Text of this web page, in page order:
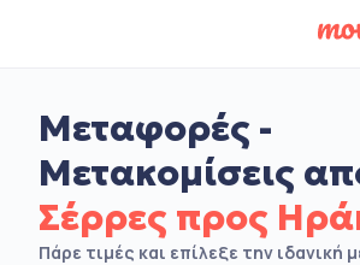
Μεταφορές -
Μετακομίσεις
Σέρρες προς
Πάρε τιμές και επίλεξε την ιδανική